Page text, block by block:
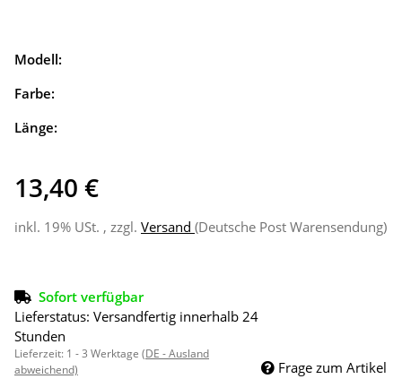
Modell:
Farbe:
Länge:
13,40 €
inkl. 19% USt. , zzgl. Versand (Deutsche Post Warensendung)
Sofort verfügbar
Lieferstatus: Versandfertig innerhalb 24
Stunden
Lieferzeit: 1 - 3 Werktage (DE - Ausland
abweichend)
Frage zum Artikel